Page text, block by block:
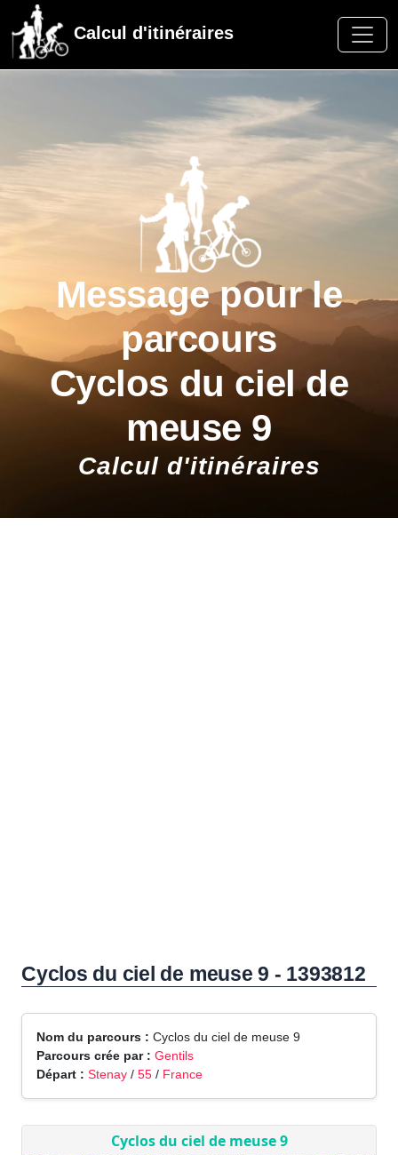
Calcul d'itinéraires
Message pour le
parcours
Cyclos du ciel de
meuse 9
Calcul d'itinéraires
Cyclos du ciel de meuse 9 - 1393812
Nom du parcours : Cyclos du ciel de meuse 9
Parcours crée par : Gentils
Départ : Stenay / 55 / France